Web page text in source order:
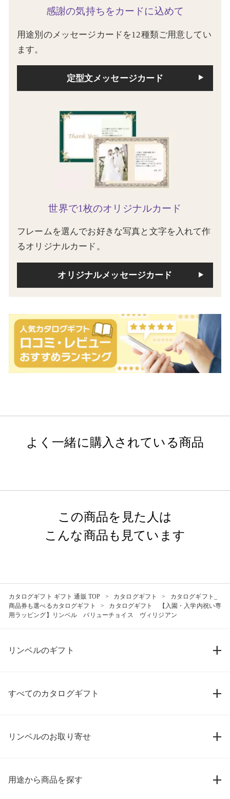
感謝の気持ちをカードに込めて
用途別のメッセージカードを12種類ご用意してい
ます。
定型文メッセージカード
世界で1枚のオリジナルカード
フレームを選んでお好きな写真と文字を入れて作
るオリジナルカード。
オリジナルメッセージカード
よく一緒に購入されている商品
この商品を見た人は
こんな商品も見ています
カタログギフト ギフト 通販 TOP カタログギフト
カタログギフト_
商品券も選べるカタログギフト
カタログギフト 【入園・入学内祝い専
用ラッピング】リンベル バリューチョイス ヴィリジアン
リンベルのギフト
すべてのカタログギフト
リンベルのお取り寄せ
用途から商品を探す